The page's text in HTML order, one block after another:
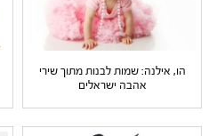
הו, אילנה: שמות לבנות מתוך שירי
אהבה ישראלים